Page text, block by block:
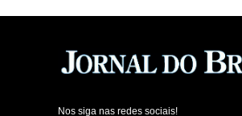
Nos siga nas redes sociais!